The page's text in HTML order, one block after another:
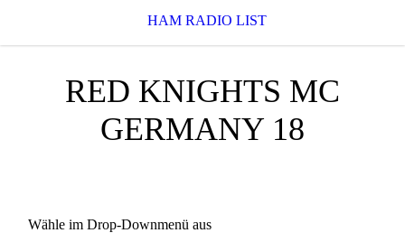
HAM RADIO LIST
RED KNIGHTS MC
GERMANY 18
Wähle im Drop-Downmenü aus